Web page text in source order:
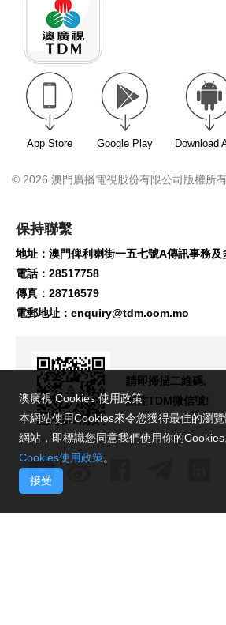
App Store Google Play Download
© 2026 澳門廣播電視股份有限公司版權所
保持聯繫
地址：澳門俾利喇街一五七號A傳訊事務及
電話：28517758
傳真：28716579
電郵地址： enquiry@tdm.com.mo
請即掃描二維碼,
關注TDM微信號!
澳廣視 Cookies 使用政策
本網站使用Cookies來令您獲得最佳的瀏
網站，即標識您同意我們使用你的
Cookies使用政策。
接受